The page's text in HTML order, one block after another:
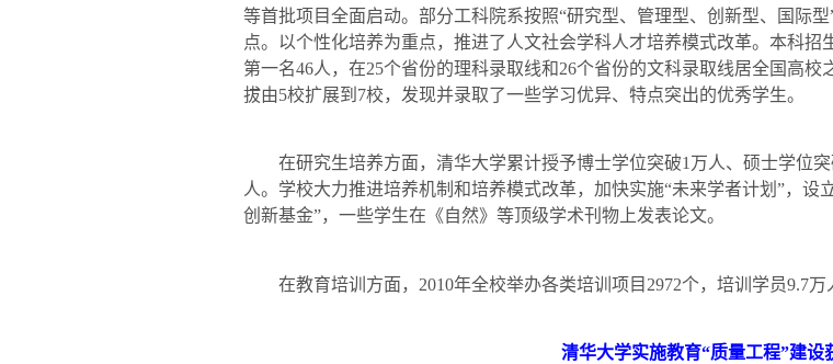
等首批项目全面启动。部分工科院系按照“研究型、管理型、创新型、国际
点。以个性化培养为重点，推进了人文社会学科人才培养模式改革。本科招
第一名46人，在25个省份的理科录取线和26个省份的文科录取线居全国高校
拔由5校扩展到 7校，发现并录取了一些学习优异、特点突出的优秀学生。
在研究生培养方面，清华大学累计授予博士学位突破1 万人、硕士学位
人。学校大力推进培养机制和培养模式改革，加快实施“未来学者计划”，设
创新基金”，一些学生在《自然》等顶级学术刊物上发表论文。
在教育培训方面， 2010年全校举办各类培训项目 2972个，培训学员9.7万
清华大学实施教育“质量工程”建设